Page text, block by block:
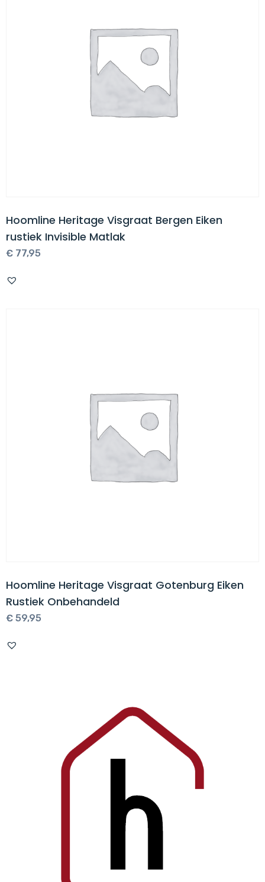
Hoomline Heritage Visgraat Bergen Eiken
rustiek Invisible Matlak
€ 77,95
Hoomline Heritage Visgraat Gotenburg Eiken
Rustiek Onbehandeld
€ 59,95